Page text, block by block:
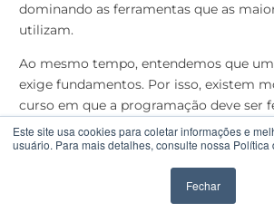
Este site usa cookies para coletar informações e
usuário. Para mais detalhes, consulte nossa Política
Fechar
dominando as ferramentas que as
utilizam.
Ao mesmo tempo, entendemos que
exige fundamentos. Por isso, existem
curso em que a programação deve ser
IA, garantindo que você domine os
por trás do código, sem atalhos.
Essa combinação garante que você
como o mercado exige hoje, com IA,